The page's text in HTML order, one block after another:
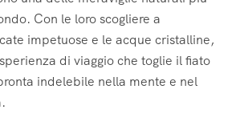
Con le loro scogliere a
impetuose e le acque cristalline,
di viaggio che toglie il fiato
indelebile nella mente e nel